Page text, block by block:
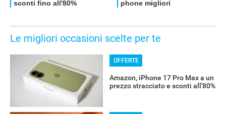
Le migliori occasioni scelte per te
OFFERTE
Amazon, iPhone 17 Pro Max a un
prezzo stracciato e sconti all'80%